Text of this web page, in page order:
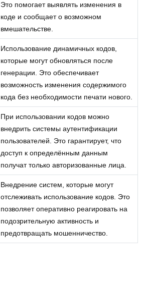
Это помогает выявлять изменения в
коде и сообщает о возможном
вмешательстве.
Использование динамичных кодов,
которые могут обновляться после
генерации. Это обеспечивает
возможность изменения содержимого
кода без необходимости печати нового.
При использовании кодов можно
внедрить системы аутентификации
пользователей. Это гарантирует, что
доступ к определённым данным
получат только авторизованные лица.
Внедрение систем, которые могут
отслеживать использование кодов. Это
позволяет оперативно реагировать на
подозрительную активность и
предотвращать мошенничество.